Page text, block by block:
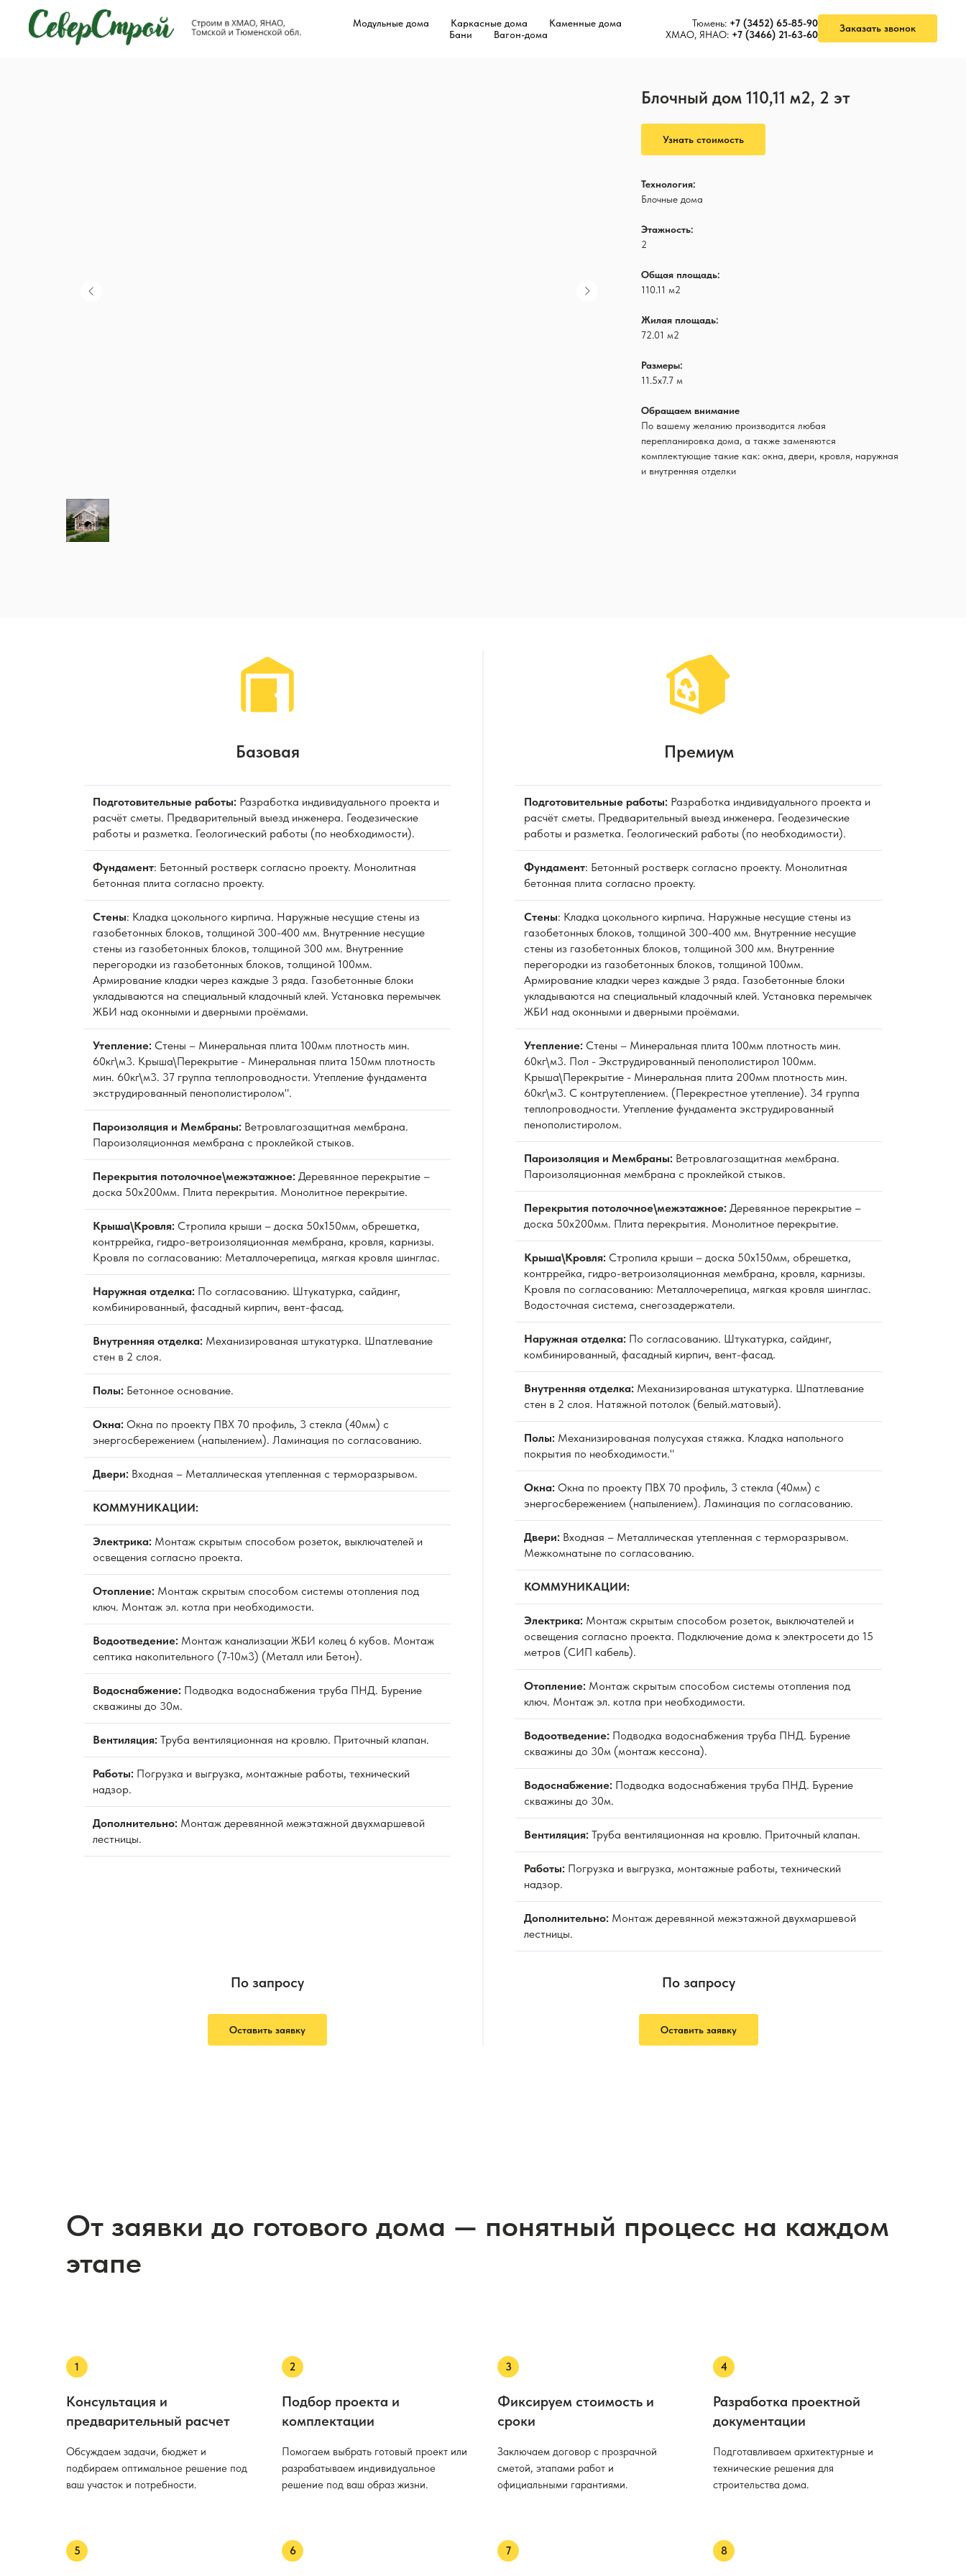
Модульные дома Каркасные дома
Каменные дома
Бани
Вагон-дома
Тюмень: +7 (3452) 65-85-90
ХМАО, ЯНАО: +7 (3466) 21-63-60
Заказать звонок
Блочный дом 110,11 м2, 2 эт
Узнать стоимость
Технология:
Блочные дома
Этажность:
2
Общая площадь:
110.11 м2
Жилая площадь:
72.01 м2
Размеры:
11.5х7.7 м
Обращаем внимание
По вашему желанию производится любая
перепланировка дома, а также заменяются
комплектующие такие как: окна, двери, кровля, наружная
и внутренняя отделки
Базовая
Подготовительные работы: Разработка индивидуального проекта и
расчёт сметы. Предварительный выезд инженера. Геодезические
работы и разметка. Геологический работы (по необходимости).
Фундамент: Бетонный ростверк согласно проекту. Монолитная
бетонная плита согласно проекту.
Стены: Кладка цокольного кирпича. Наружные несущие стены из
газобетонных блоков, толщиной 300-400 мм. Внутренние несущие
стены из газобетонных блоков, толщиной 300 мм. Внутренние
перегородки из газобетонных блоков, толщиной 100мм.
Армирование кладки через каждые 3 ряда. Газобетонные блоки
укладываются на специальный кладочный клей. Установка перемычек
ЖБИ над оконными и дверными проёмами.
Утепление: Стены – Минеральная плита 100мм плотность мин.
60кг\м3. Крыша\Перекрытие - Минеральная плита 150мм плотность
мин. 60кг\м3. 37 группа теплопроводности. Утепление фундамента
экструдированный пенополистиролом".
Пароизоляция и Мембраны: Ветровлагозащитная мембрана.
Пароизоляционная мембрана с проклейкой стыков.
Перекрытия потолочное\межэтажное: Деревянное перекрытие –
доска 50х200мм. Плита перекрытия. Монолитное перекрытие.
Крыша\Кровля: Стропила крыши – доска 50х150мм, обрешетка,
контррейка, гидро-ветроизоляционная мембрана, кровля, карнизы.
Кровля по согласованию: Металлочерепица, мягкая кровля шинглас.
Наружная отделка: По согласованию. Штукатурка, сайдинг,
комбинированный, фасадный кирпич, вент-фасад.
Внутренняя отделка: Механизированая штукатурка. Шпатлевание
стен в 2 слоя.
Полы: Бетонное основание.
Окна: Окна по проекту ПВХ 70 профиль, 3 стекла (40мм) с
энергосбережением (напылением). Ламинация по согласованию.
Двери: Входная – Металлическая утепленная с терморазрывом.
КОММУНИКАЦИИ:
Электрика: Монтаж скрытым способом розеток, выключателей и
освещения согласно проекта.
Отопление: Монтаж скрытым способом системы отопления под
ключ. Монтаж эл. котла при необходимости.
Водоотведение: Монтаж канализации ЖБИ колец 6 кубов. Монтаж
септика накопительного (7-10м3) (Металл или Бетон).
Водоснабжение: Подводка водоснабжения труба ПНД. Бурение
скважины до 30м.
Вентиляция: Труба вентиляционная на кровлю. Приточный клапан.
Работы: Погрузка и выгрузка, монтажные работы, технический
надзор.
Дополнительно: Монтаж деревянной межэтажной двухмаршевой
лестницы.
По запросу
Оставить заявку
Премиум
Подготовительные работы: Разработка индивидуального проекта и
расчёт сметы. Предварительный выезд инженера. Геодезические
работы и разметка. Геологический работы (по необходимости).
Фундамент: Бетонный ростверк согласно проекту. Монолитная
бетонная плита согласно проекту.
Стены: Кладка цокольного кирпича. Наружные несущие стены из
газобетонных блоков, толщиной 300-400 мм. Внутренние несущие
стены из газобетонных блоков, толщиной 300 мм. Внутренние
перегородки из газобетонных блоков, толщиной 100мм.
Армирование кладки через каждые 3 ряда. Газобетонные блоки
укладываются на специальный кладочный клей. Установка перемычек
ЖБИ над оконными и дверными проёмами.
Утепление: Стены – Минеральная плита 100мм плотность мин.
60кг\м3. Пол - Экструдированный пенополистирол 100мм.
Крыша\Перекрытие - Минеральная плита 200мм плотность мин.
60кг\м3. С контрутеплением. (Перекрестное утепление). 34 группа
теплопроводности. Утепление фундамента экструдированный
пенополистиролом.
Пароизоляция и Мембраны: Ветровлагозащитная мембрана.
Пароизоляционная мембрана с проклейкой стыков.
Перекрытия потолочное\межэтажное: Деревянное перекрытие –
доска 50х200мм. Плита перекрытия. Монолитное перекрытие.
Крыша\Кровля: Стропила крыши – доска 50х150мм, обрешетка,
контррейка, гидро-ветроизоляционная мембрана, кровля, карнизы.
Кровля по согласованию: Металлочерепица, мягкая кровля шинглас.
Водосточная система, снегозадержатели.
Наружная отделка: По согласованию. Штукатурка, сайдинг,
комбинированный, фасадный кирпич, вент-фасад.
Внутренняя отделка: Механизированая штукатурка. Шпатлевание
стен в 2 слоя. Натяжной потолок (белый.матовый).
Полы: Механизированая полусухая стяжка. Кладка напольного
покрытия по необходимости."
Окна: Окна по проекту ПВХ 70 профиль, 3 стекла (40мм) с
энергосбережением (напылением). Ламинация по согласованию.
Двери: Входная – Металлическая утепленная с терморазрывом.
Межкомнатыне по согласованию.
КОММУНИКАЦИИ:
Электрика: Монтаж скрытым способом розеток, выключателей и
освещения согласно проекта. Подключение дома к электросети до 15
метров (СИП кабель).
Отопление: Монтаж скрытым способом системы отопления под
ключ. Монтаж эл. котла при необходимости.
Водоотведение: Подводка водоснабжения труба ПНД. Бурение
скважины до 30м (монтаж кессона).
Водоснабжение: Подводка водоснабжения труба ПНД. Бурение
скважины до 30м.
Вентиляция: Труба вентиляционная на кровлю. Приточный клапан.
Работы: Погрузка и выгрузка, монтажные работы, технический
надзор.
Дополнительно: Монтаж деревянной межэтажной двухмаршевой
лестницы.
По запросу
Оставить заявку
От заявки до готового дома — понятный процесс на каждом
этапе
Консультация и
предварительный расчет
Обсуждаем задачи, бюджет и
подбираем оптимальное решение под
ваш участок и потребности.
Подбор проекта и
комплектации
Помогаем выбрать готовый проект или
разрабатываем индивидуальное
решение под ваш образ жизни.
Фиксируем стоимость и
сроки
Заключаем договор с прозрачной
сметой, этапами работ и
официальными гарантиями.
Разработка проектной
документации
Подготавливаем архитектурные и
технические решения для
строительства дома.